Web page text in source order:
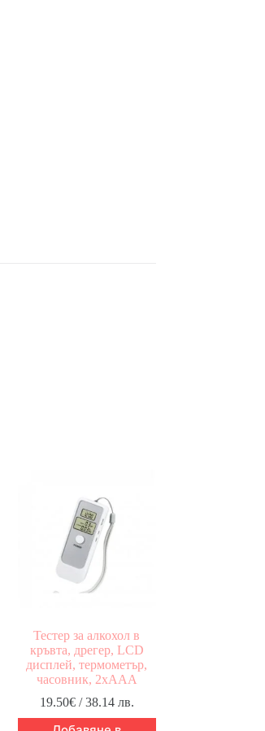
Тестер за алкохол в
кръвта, дрегер, LCD
дисплей, термометър,
часовник, 2xAAA
19.50€/ 38.14 лв.